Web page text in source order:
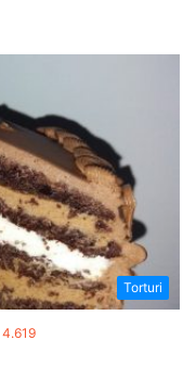
Torturi
4.619